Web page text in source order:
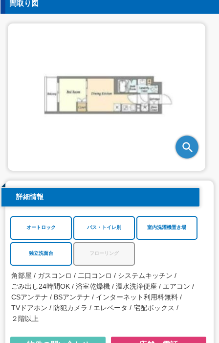
間取り図
詳細情報
オートロック バス・トイレ別 室内洗濯機置き場
独立洗面台 フローリング
角部屋 ガスコンロ 二口コンロ
システムキッチン
ごみ出し24時間OK
浴室乾燥機 温水洗浄便座
エアコン
CSアンテナ
BSアンテナ
インターネット利用料無料
TVドアホン
防犯カメラ エレベータ
宅配ボックス
２階以上